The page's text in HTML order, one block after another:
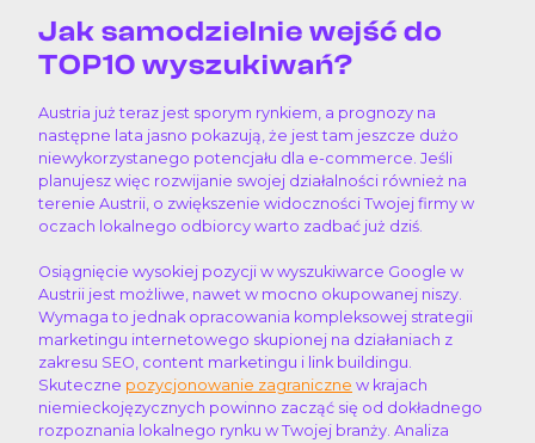
Jak samodzielnie wejść do
TOP10 wyszukiwań?
Austria już teraz jest sporym rynkiem, a prognozy na
następne lata jasno pokazują, że jest tam jeszcze dużo
niewykorzystanego potencjału dla e-commerce. Jeśli
planujesz więc rozwijanie swojej działalności również na
terenie Austrii, o zwiększenie widoczności Twojej firmy w
oczach lokalnego odbiorcy warto zadbać już dziś.
Osiągnięcie wysokiej pozycji w wyszukiwarce Google w
Austrii jest możliwe, nawet w mocno okupowanej niszy.
Wymaga to jednak opracowania kompleksowej strategii
marketingu internetowego skupionej na działaniach z
zakresu SEO, content marketingu i link buildingu.
Skuteczne pozycjonowanie zagraniczne w krajach
niemieckojęzycznych powinno zacząć się od dokładnego
rozpoznania lokalnego rynku w Twojej branży. Analiza